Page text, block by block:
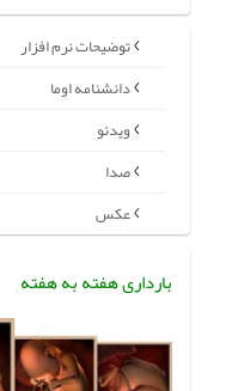
توضیحات نرم افزار
دانشنامه اوما
ویدئو
صدا
عکس
بارداری هفته به هفته